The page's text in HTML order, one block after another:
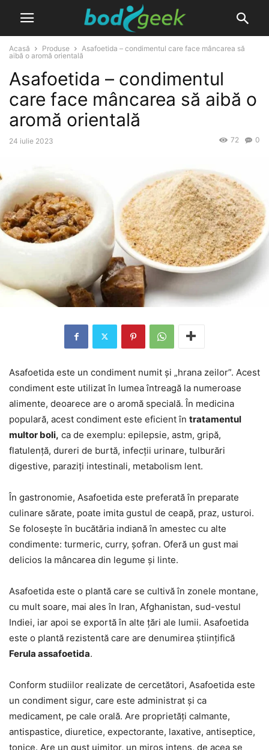
Acasă Produse
Asafoetida – condimentul care face mâncarea să
aibă o aromă orientală
Asafoetida – condimentul
care face mâncarea să aibă o
aromă orientală
24 iulie 2023 0
72
Asafoetida este un condiment numit și „hrana zeilor”. Acest
condiment este utilizat în lumea întreagă la numeroase
alimente, deoarece are o aromă specială. În medicina
populară, acest condiment este eficient în tratamentul
multor boli, ca de exemplu: epilepsie, astm, gripă,
flatulență, dureri de burtă, infecții urinare, tulburări
digestive, paraziți intestinali, metabolism lent.
În gastronomie, Asafoetida este preferată în preparate
culinare sărate, poate imita gustul de ceapă, praz, usturoi.
Se folosește în bucătăria indiană în amestec cu alte
condimente: turmeric, curry, șofran. Oferă un gust mai
delicios la mâncarea din legume și linte.
Asafoetida este o plantă care se cultivă în zonele montane,
cu mult soare, mai ales în Iran, Afghanistan, sud-vestul
Indiei, iar apoi se exportă în alte țări ale lumii. Asafoetida
este o plantă rezistentă care are denumirea științifică
Ferula assafoetida.
Conform studiilor realizate de cercetători, Asafoetida este
un condiment sigur, care este administrat și ca
medicament, pe cale orală. Are proprietăți calmante,
antispastice, diuretice, expectorante, laxative, antiseptice,
tonice. Are un gust uimitor, un miros intens, de acea se